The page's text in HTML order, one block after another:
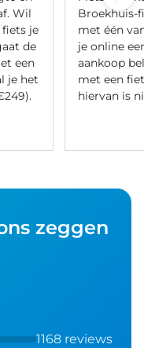
Wil
je
de
een
je het
Broekhuis-
met één
je online
aankoop
met een
hiervan is
zeggen
1168 reviews